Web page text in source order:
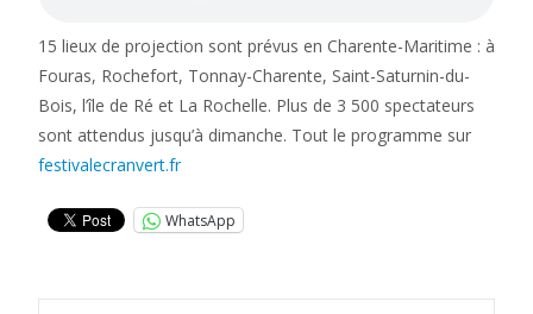
15 lieux de projection sont prévus en Charente-Maritime : à
Fouras, Rochefort, Tonnay-Charente, Saint-Saturnin-du-
Bois, l’île de Ré et La Rochelle. Plus de 3 500 spectateurs
sont attendus jusqu’à dimanche. Tout le programme sur
festivalecranvert.fr
WhatsApp